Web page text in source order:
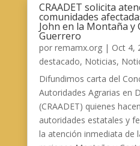
CRAADET solicita
comunidades
John en la Montaña y
Guerrero
por remamx.org| Oct 4,
destacado, Noticias,
Difundimos carta del
Autoridades Agrarias en
(CRAADET) quienes
autoridades estatales y
la atención inmediata de